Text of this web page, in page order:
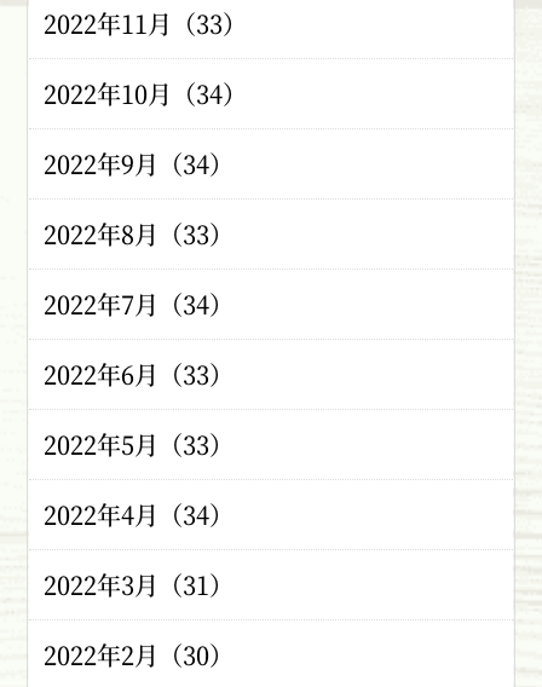
2022年11月（33）
2022年10月（34）
2022年9月（34）
2022年8月（33）
2022年7月（34）
2022年6月（33）
2022年5月（33）
2022年4月（34）
2022年3月（31）
2022年2月（30）